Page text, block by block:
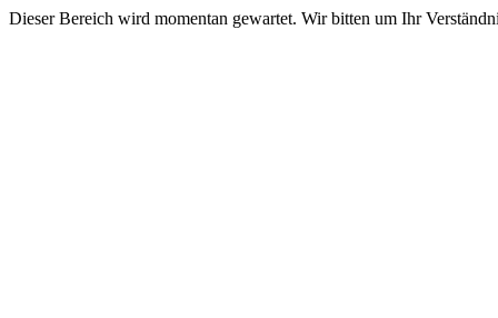
Dieser Bereich wird momentan gewartet. Wir bitten um Ihr